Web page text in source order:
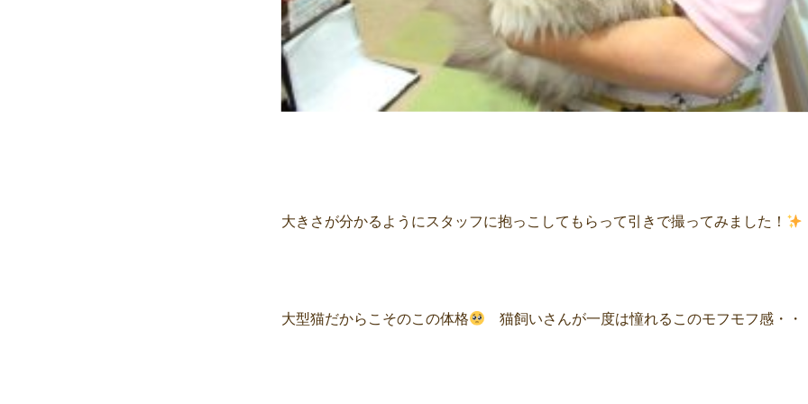
大きさが分かるようにスタッフに抱っこしてもらって引きで撮ってみました！
大型猫だからこそのこの体格 猫飼いさんが一度は憧れるこのモフモフ感・・